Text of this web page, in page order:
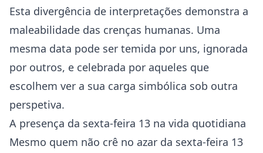
Esta divergência de interpretações demonstra a
maleabilidade das crenças humanas. Uma
mesma data pode ser temida por uns, ignorada
por outros, e celebrada por aqueles que
escolhem ver a sua carga simbólica sob outra
perspetiva.
A presença da sexta-feira 13 na vida quotidiana
Mesmo quem não crê no azar da sexta-feira 13